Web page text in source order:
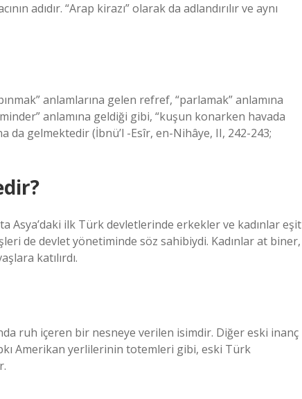
adıdır. “Arap kirazı” olarak da adlandırılır ve aynı
anlamlarına gelen refref, “parlamak” anlamına
anlamına geldiği gibi, “kuşun konarken havada
da gelmektedir (İbnü’l -Esîr, en-Nihâye, II, 242-243;
Asya’daki ilk Türk devletlerinde erkekler ve kadınlar eşit
de devlet yönetiminde söz sahibiydi. Kadınlar at biner,
katılırdı.
ruh içeren bir nesneye verilen isimdir. Diğer eski inanç
Amerikan yerlilerinin totemleri gibi, eski Türk